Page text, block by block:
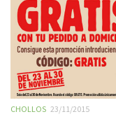
CHOLLOS 23/11/2015